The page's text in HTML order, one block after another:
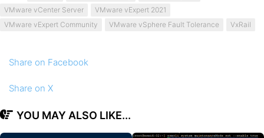
VMware vCenter Server
VMware vExpert 2021
VMware vExpert Community
VMware vSphere Fault Tolerance VxRail
Share on Facebook
Share on X
YOU MAY ALSO LIKE...